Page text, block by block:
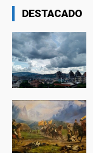
DESTACADO